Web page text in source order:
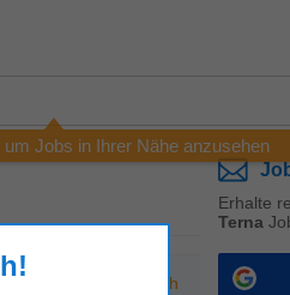
Jobs in Ihrer Nähe anzusehen
oder
suchen Sie nach
Erhalte
Terna